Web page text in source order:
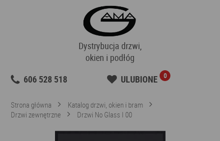
Dystrybucja drzwi,
okien i podłóg
606 528 518
ULUBIONE 0
Strona główna
Katalog drzwi, okien i bram
Drzwi zewnętrzne
Drzwi No Glass I 00